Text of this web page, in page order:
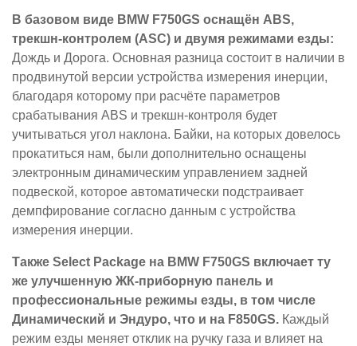
В базовом виде BMW F750GS оснащён ABS,
трекшн-контролем (ASC) и двумя режимами езды:
Дождь и Дорога. Основная разница состоит в наличии в
продвинутой версии устройства измерения инерции,
благодаря которому при расчёте параметров
срабатывания ABS и трекшн-контроля будет
учитываться угол наклона. Байки, на которых довелось
прокатиться нам, были дополнительно оснащены
электронным динамическим управлением задней
подвеской, которое автоматически подстраивает
демпфирование согласно данным с устройства
измерения инерции.
Также Select Package на BMW F750GS включает ту
же улучшенную ЖК-приборную панель и
профессиональные режимы езды, в том числе
Динамический и Эндуро, что и на F850GS. Каждый
режим езды меняет отклик на ручку газа и влияет на